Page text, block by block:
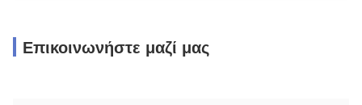
Επικοινωνήστε μαζί μας